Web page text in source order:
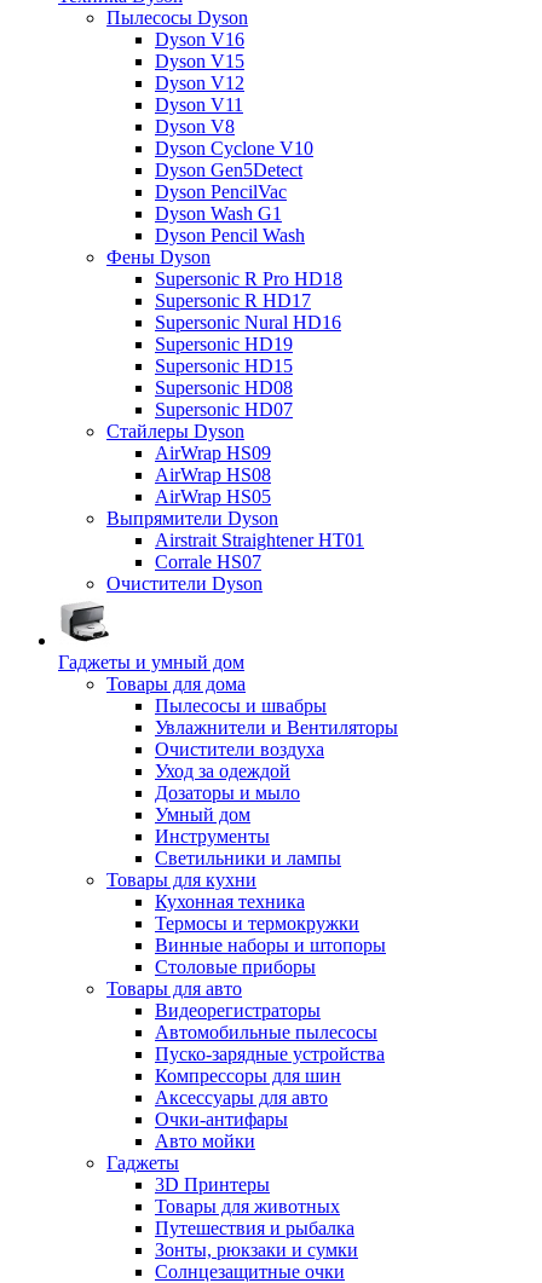
Пылесосы Dyson
Dyson V16
Dyson V15
Dyson V12
Dyson V11
Dyson V8
Dyson Cyclone V10
Dyson Gen5Detect
Dyson PencilVac
Dyson Wash G1
Dyson Pencil Wash
Фены Dyson
Supersonic R Pro HD18
Supersonic R HD17
Supersonic Nural HD16
Supersonic HD19
Supersonic HD15
Supersonic HD08
Supersonic HD07
Стайлеры Dyson
AirWrap HS09
AirWrap HS08
AirWrap HS05
Выпрямители Dyson
Airstrait Straightener HT01
Corrale HS07
Очистители Dyson
Гаджеты и умный дом
Товары для дома
Пылесосы и швабры
Увлажнители и Вентиляторы
Очистители воздуха
Уход за одеждой
Дозаторы и мыло
Умный дом
Инструменты
Светильники и лампы
Товары для кухни
Кухонная техника
Термосы и термокружки
Винные наборы и штопоры
Столовые приборы
Товары для авто
Видеорегистраторы
Автомобильные пылесосы
Пуско-зарядные устройства
Компрессоры для шин
Аксессуары для авто
Очки-антифары
Авто мойки
Гаджеты
3D Принтеры
Товары для животных
Путешествия и рыбалка
Зонты, рюкзаки и сумки
Солнцезащитные очки